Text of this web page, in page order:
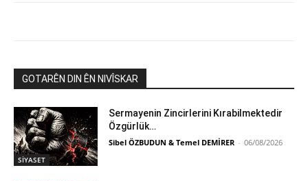
GOTARÊN DIN ÊN NIVÎSKAR
SİYASET
Sermayenin Zincirlerini Kırabilmektedir
Özgürlük…
Sibel ÖZBUDUN & Temel DEMİRER - 06/08/2026